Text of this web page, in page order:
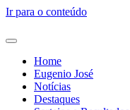
Ir para o conteúdo
Home
Eugenio José
Notícias
Destaques